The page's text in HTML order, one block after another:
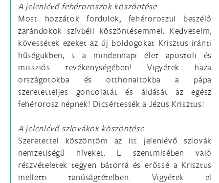
A jelenlévő fehéroroszok köszöntése
Most hozzátok fordulok, fehéroroszul beszélő
zarándokok szívbéli köszöntésemmel. Kedveseim,
kövessétek ezeket az új boldogokat Krisztus iránti
hűségükben, s a mindennapi élet apostoli és
missziós tevékenységében! Vigyétek haza
országotokba és otthonaitokba a pápa
szeretetteljes gondolatát és áldását az egész
fehérorosz népnek! Dicsértessék a Jézus Krisztus!
A jelenlévő szlovákok köszöntése
Szeretettel köszöntöm az itt jelenlévő szlovák
nemzetiségű híveket. E szentmisében való
részvételetek tegyen bátorrá és erőssé a Krisztus
melletti tanúságtételben. Vigyétek el